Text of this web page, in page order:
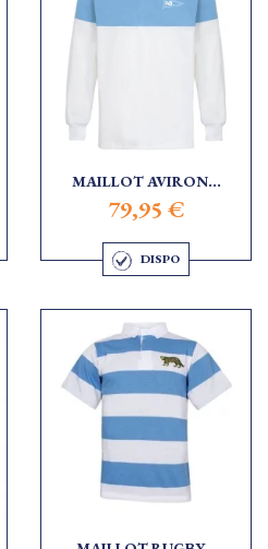
MAILLOT AVIRON...
79,95 €
DISPO